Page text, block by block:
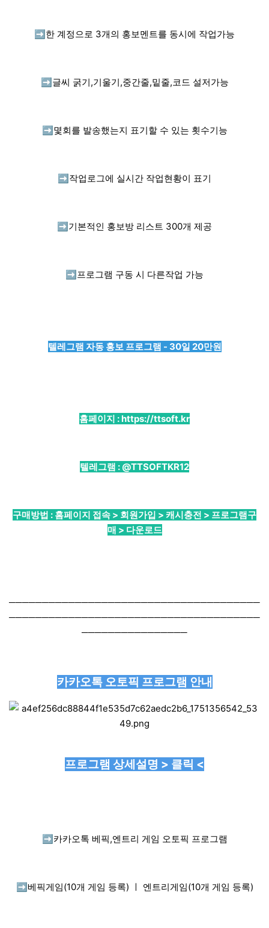
➡️ 한 계정으로 3개의 홍보멘트를 동시에 작업가능
➡️ 글씨 굵기,기울기,중간줄,밑줄,코드 설저가능
➡️ 몇회를 발송했는지 표기할 수 있는 횟수기능
➡️ 작업로그에 실시간 작업현황이 표기
➡️ 기본적인 홍보방 리스트 300개 제공
➡️ 프로그램 구동 시 다른작업 가능
텔레그램 자동 홍보 프로그램 - 30일 20만원
홈페이지 :https://ttsoft.kr
텔레그램 : @TTSOFTKR12
구매방법 : 홈페이지 접속 > 회원가입 > 캐시충전 > 프로그램구
매 > 다운로드
──────────────────────────────────────
──────────────────────────────────────
────────────────
카카오톡 오토픽 프로그램 안내
프로그램 상세설명 > 클릭 <
➡️ 카카오톡 베픽,엔트리 게임 오토픽 프로그램
➡️ 베픽게임(10개 게임 등록) ㅣ 엔트리게임(10개 게임 등록)